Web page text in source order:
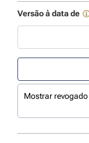
Versão à data de
Mostrar revogado